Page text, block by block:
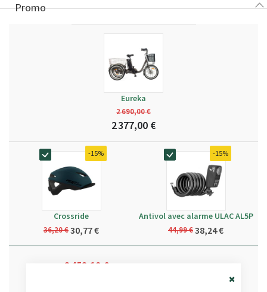
Promo
Eureka
2 690,00 €
2 377,00 €
-15%
Crossride
36,20 €30,77 €
-15%
Antivol avec alarme ULAC AL5P
44,99 €38,24 €
2 458,19 €